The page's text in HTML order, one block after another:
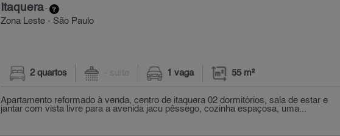
Itaquera-
Zona Leste - São Paulo
2 quartos - suíte 1 vaga 55 m²
Apartamento reformado à venda, centro de itaquera 02 dormitórios, sala de estar e
jantar com vista livre para a avenida jacu pêssego, cozinha espaçosa, uma...